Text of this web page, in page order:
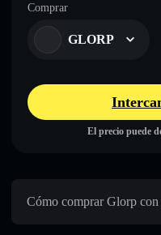
Comprar
GLORP
El precio puede
Cómo comprar Glorp